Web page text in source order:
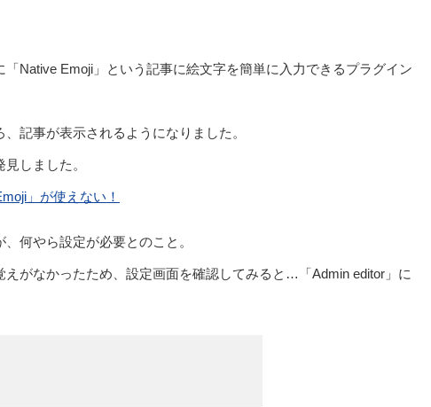
Native Emoji」という記事に絵文字を簡単に入力できるプラグイン
記事が表示されるようになりました。
しました。
」が使えない！
何やら設定が必要とのこと。
がなかったため、設定画面を確認してみると…「Admin editor」に